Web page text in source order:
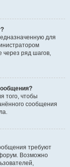
для
через ряд шагов,
того, чтобы
сообщения
требуют
Возможно